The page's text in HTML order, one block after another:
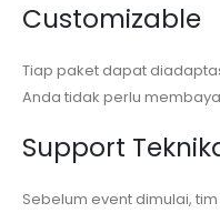
Customizable
Tiap paket dapat
Anda tidak perlu
Support
Sebelum event dimulai,